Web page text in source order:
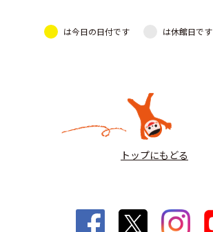
は今日の日付です は休館日です
トップにもどる